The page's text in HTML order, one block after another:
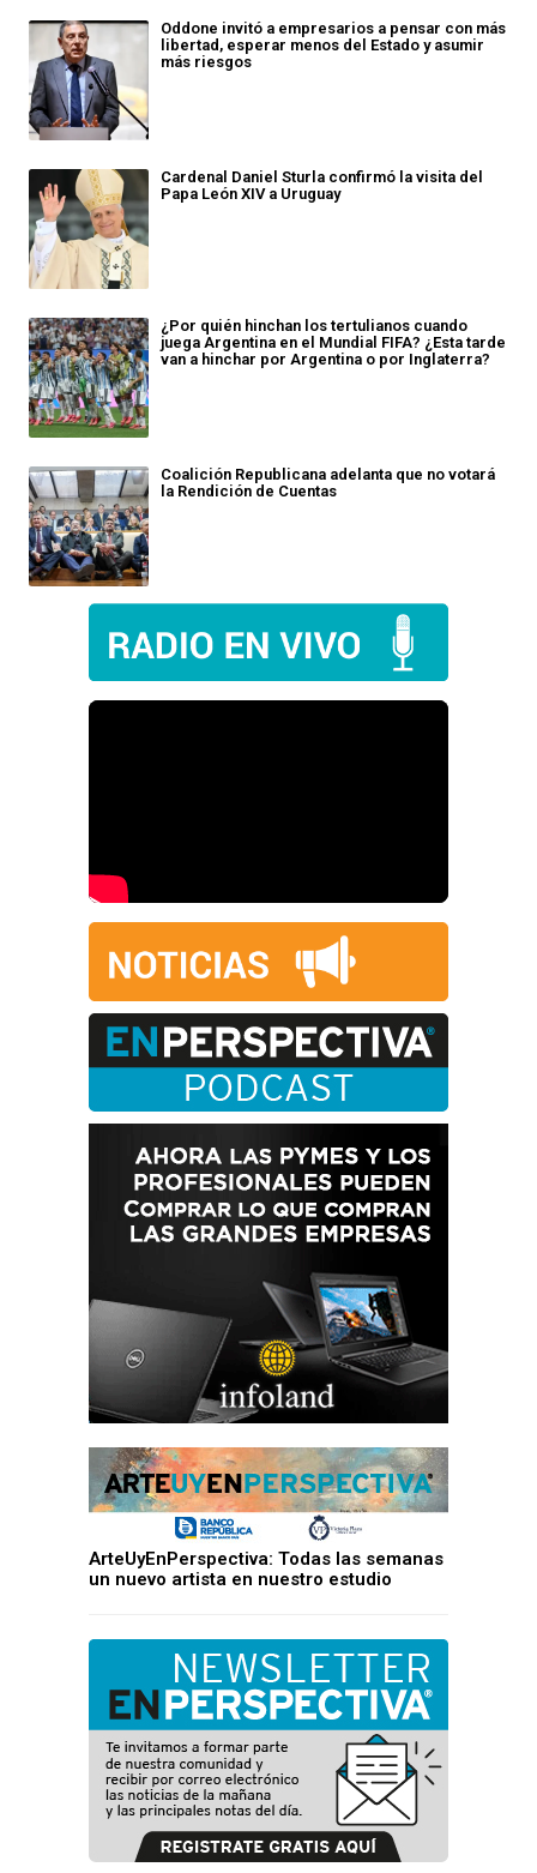
Oddone invitó a empresarios a pensar con más
libertad, esperar menos del Estado y asumir
más riesgos
Cardenal Daniel Sturla confirmó la visita del
Papa León XIV a Uruguay
¿Por quién hinchan los tertulianos cuando
juega Argentina en el Mundial FIFA? ¿Esta tarde
van a hinchar por Argentina o por Inglaterra?
Coalición Republicana adelanta que no votará
la Rendición de Cuentas
ArteUyEnPerspectiva: Todas las semanas
un nuevo artista en nuestro estudio